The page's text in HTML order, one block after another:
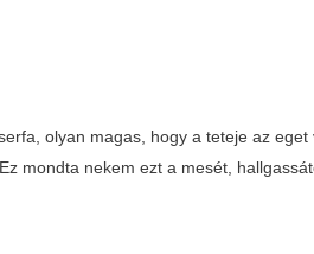
olyan magas, hogy a teteje az
mondta nekem ezt a mesét,